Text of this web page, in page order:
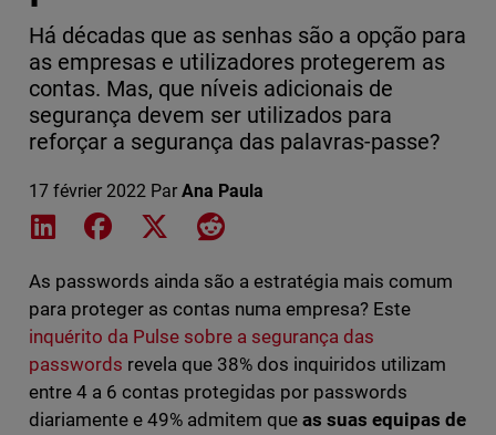
Há décadas que as senhas são a opção para
as empresas e utilizadores protegerem as
contas. Mas, que níveis adicionais de
segurança devem ser utilizados para
reforçar a segurança das palavras-passe?
17 février 2022 Par Ana Paula
Share on LinkedIn
Share on Facebook
Share on XShare on Reddit
As passwords ainda são a estratégia mais comum
para proteger as contas numa empresa? Este
inquérito da Pulse sobre a segurança das
passwords revela que 38% dos inquiridos utilizam
entre 4 a 6 contas protegidas por passwords
diariamente e 49% admitem queas suas equipas de